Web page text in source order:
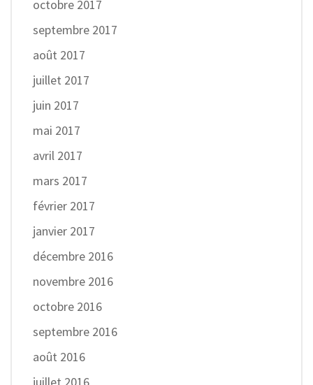
octobre 2017
septembre 2017
août 2017
juillet 2017
juin 2017
mai 2017
avril 2017
mars 2017
février 2017
janvier 2017
décembre 2016
novembre 2016
octobre 2016
septembre 2016
août 2016